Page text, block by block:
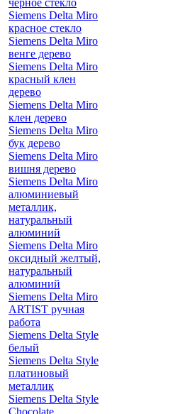
черное стекло
Siemens Delta Miro
красное стекло
Siemens Delta Miro
венге дерево
Siemens Delta Miro
красный клен
дерево
Siemens Delta Miro
клен дерево
Siemens Delta Miro
бук дерево
Siemens Delta Miro
вишня дерево
Siemens Delta Miro
алюминиевый
металлик,
натуральный
алюминий
Siemens Delta Miro
оксидный желтый,
натуральный
алюминий
Siemens Delta Miro
ARTIST ручная
работа
Siemens Delta Style
белый
Siemens Delta Style
платиновый
металлик
Siemens Delta Style
Chocolate